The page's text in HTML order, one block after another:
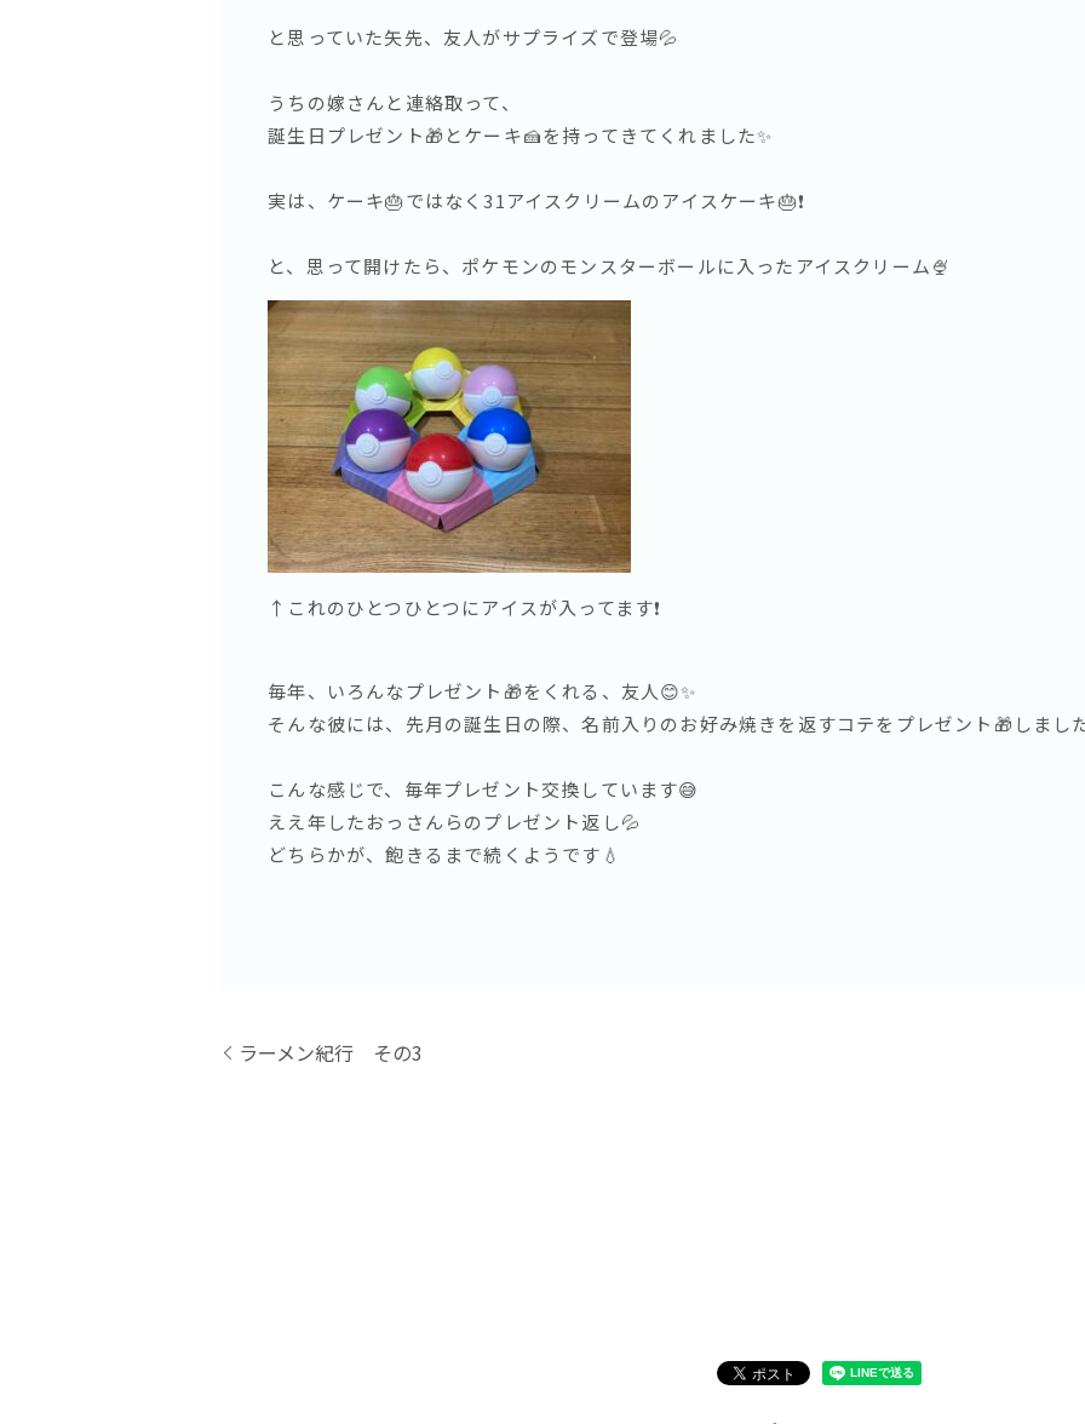
と思っていた矢先、友人がサプライズで登場💦
うちの嫁さんと連絡取って、
誕生日プレゼント🎁とケーキ🍰を持ってきてくれました✨
実は、ケーキ🎂ではなく31アイスクリームのアイスケーキ🎂❗️
と、思って開けたら、ポケモンのモンスターボールに入ったアイスクリーム🍨
↑これのひとつひとつにアイスが入ってます❗️
毎年、いろんなプレゼント🎁をくれる、友人😊✨
そんな彼には、先月の誕生日の際、名前入りのお好み焼きを返すコテをプレゼント🎁しました
こんな感じで、毎年プレゼント交換しています😅
ええ年したおっさんらのプレゼント返し💦
どちらかが、飽きるまで続くようです💧
ラーメン紀行 その3